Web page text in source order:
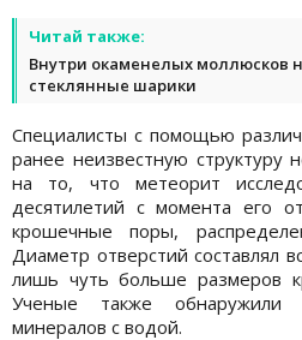
Читай также:
Внутри окаменелых моллюсков
стеклянные шарики
Специалисты с помощью
ранее неизвестную структуру
на то, что метеорит
десятилетий с момента его
крошечные поры,
Диаметр отверстий составлял
лишь чуть больше размеров
Ученые также обнаружили
минералов с водой.